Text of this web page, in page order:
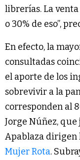
librerías. La
o 30% de eso”,
En efecto, la
consultadas
el aporte de los
sobrevivir a la
corresponden al
Jorge Núñez,
Apablaza
Mujer Rota.